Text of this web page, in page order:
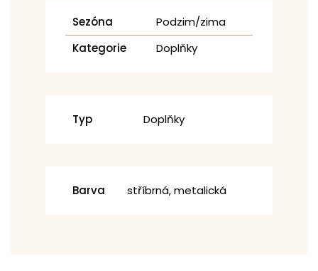
Sezóna
Podzim/zima
Kategorie
Doplňky
Typ Doplňky
Barva stříbrná, metalická